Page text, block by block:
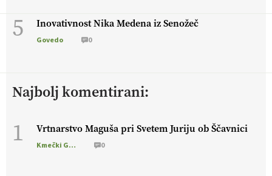
5 Inovativnost Nika Medena iz Senožeč
Govedo 0
Najbolj komentirani:
1 Vrtnarstvo Maguša pri Svetem Juriju ob Ščavnici
Kmečki Glas 0